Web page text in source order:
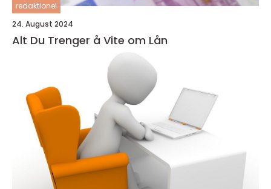
redaktionel
24. August 2024
Alt Du Trenger å Vite om Lån